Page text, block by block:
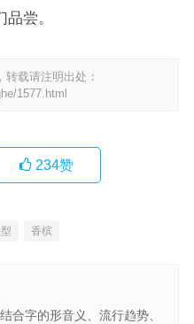
尝。
载请注明出处：
1577.html
234赞
香槟
合字的形音义、流行趋势、